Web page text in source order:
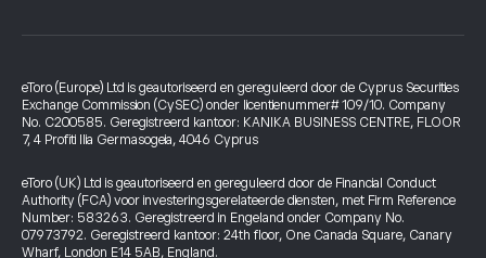
eToro (Europe) Ltd is geautoriseerd en gereguleerd door de Cyprus Securities
Exchange Commission (CySEC) onder licentienummer# 109/10. Company
No. C200585. Geregistreerd kantoor: KANIKA BUSINESS CENTRE, FLOOR
7, 4 Profiti Ilia Germasogeia, 4046 Cyprus
eToro (UK) Ltd is geautoriseerd en gereguleerd door de Financial Conduct
Authority (FCA) voor investeringsgerelateerde diensten, met Firm Reference
Number: 583263. Geregistreerd in Engeland onder Company No.
07973792. Geregistreerd kantoor: 24th floor, One Canada Square, Canary
Wharf, London E14 5AB, England.